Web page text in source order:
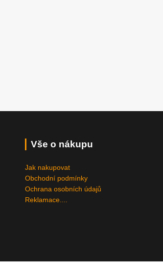
Vše o nákupu
Jak nakupovat
Obchodní podmínky
Ochrana osobních údajů
Reklamace....